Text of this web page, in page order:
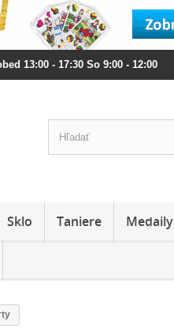
13:00 - 17:30 So 9:00 - 12:00
Sklo Taniere Medaily